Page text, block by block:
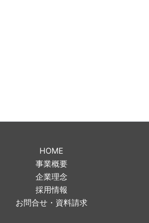
HOME
事業概要
企業理念
採用情報
お問合せ・資料請求